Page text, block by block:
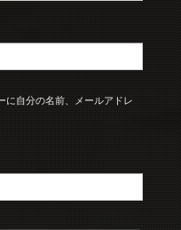
に自分の名前、メールアドレ